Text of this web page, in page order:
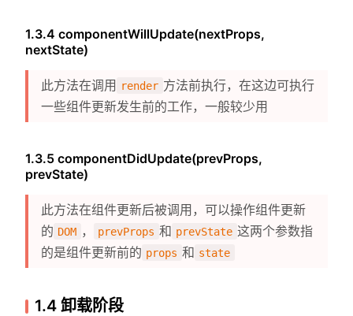
1.3.4 componentWillUpdate(nextProps,
nextState)
此方法在调用 render 方法前执行，在这边可执行
一些组件更新发生前的工作，一般较少用
1.3.5 componentDidUpdate(prevProps,
prevState)
此方法在组件更新后被调用，可以操作组件更新
的 DOM ， prevProps 和 prevState 这两个参数指
的是组件更新前的 props 和 state
1.4 卸载阶段